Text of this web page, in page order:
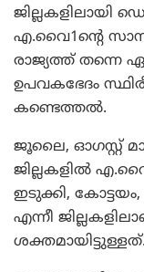
ജില്ലകളിലായി
എ.വൈ1ന്റെ
രാജ്യത്ത് തന്നെ
ഉപവകഭേദം
കണ്ടെത്തല്‍.
ജൂലൈ, ഓഗസ്റ്റ്
ജില്ലകളില്‍
ഇടുക്കി,
എന്നീ
ശക്തമായിട്ടുള്ളത്.